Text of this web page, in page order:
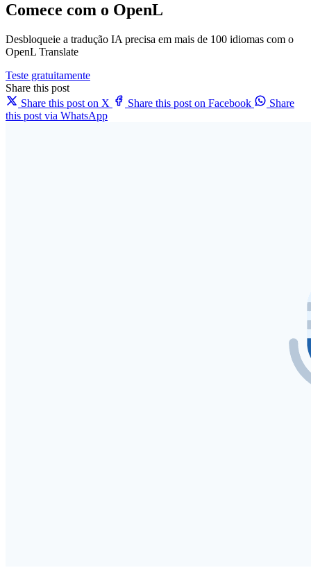
Comece com o OpenL
Desbloqueie a tradução IA precisa em mais de 100 idiomas com o
OpenL Translate
Teste gratuitamente
Share this post
Share this post on X
Share this post on Facebook
Share
this post via WhatsApp